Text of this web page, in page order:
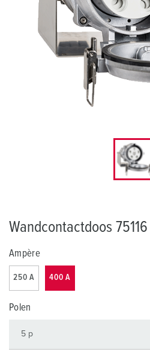
Wandcontactdoos 75116
Ampère
250 A 400 A
Polen